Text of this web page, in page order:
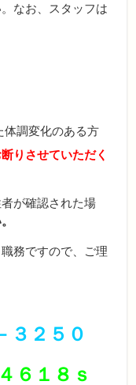
なお、スタッフは
体調変化のある方
りさせていただく
が確認された場
務ですので、ご理
３２５０
６１８ｓ